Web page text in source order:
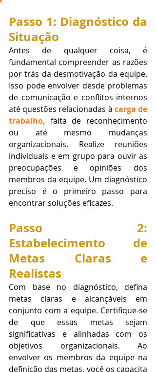
Passo 1: Diagnóstico da
Situação
Antes de qualquer coisa, é
fundamental compreender as razões
por trás da desmotivação da equipe.
Isso pode envolver desde problemas
de comunicação e conflitos internos
até questões relacionadas à carga de
trabalho, falta de reconhecimento
ou até mesmo mudanças
organizacionais. Realize
reuniões
individuais e em grupo para ouvir as
preocupações e opiniões dos
membros da equipe. Um diagnóstico
preciso é o primeiro passo para
encontrar soluções eficazes.
Passo 2:
Estabelecimento de
Metas Claras e
Realistas
Com base no diagnóstico, defina
metas claras e alcançáveis em
conjunto com a equipe. Certifique-se
de que essas metas sejam
significativas e alinhadas com os
objetivos organizacionais. Ao
envolver os membros da equipe na
definição das metas, você os capacita